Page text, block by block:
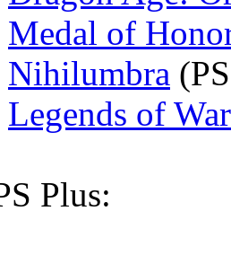
Medal of
Nihilumbra
Legends of
Plus: